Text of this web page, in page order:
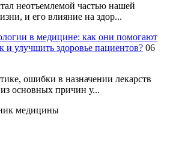
неотъемлемой частью нашей
и его влияние на здор...
в медицине: как они помогают
и улучшить здоровье пациентов? 06
ошибки в назначении лекарств
основных причин у...
медицины